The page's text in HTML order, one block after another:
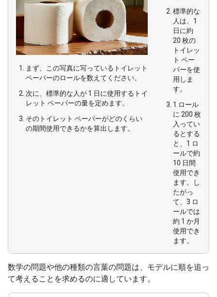
まず、この写真に写っているトイレット
ペーパーのロールを数えてください。
次に、標準的な人が 1 日に使用するトイ
レット ペーパーの量を定めます。
そのトイレット ペーパーがどのくらい
の期間使用できるかを算出します。
標準的な
人は、1
日に約
20 枚の
トイレッ
ト ペー
パーを使
用しま
す。
1 ロール
に 200 枚
入ってい
るとする
と、1 ロ
ールで約
10 日間
使用でき
ます。し
たがっ
て、3 ロ
ールでは
約 1 か月
使用でき
ます。
数学の問題や他の種類の言葉の問題は、モデルに順を追っ
て考えることを求めるのに適しています。